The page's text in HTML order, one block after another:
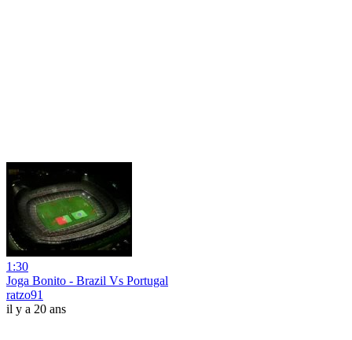
1:30
Joga Bonito - Brazil Vs Portugal
ratzo91
il y a 20 ans